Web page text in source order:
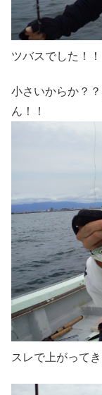
ツバスでした！！
小さいからか？
ん！！
スレで上がってき